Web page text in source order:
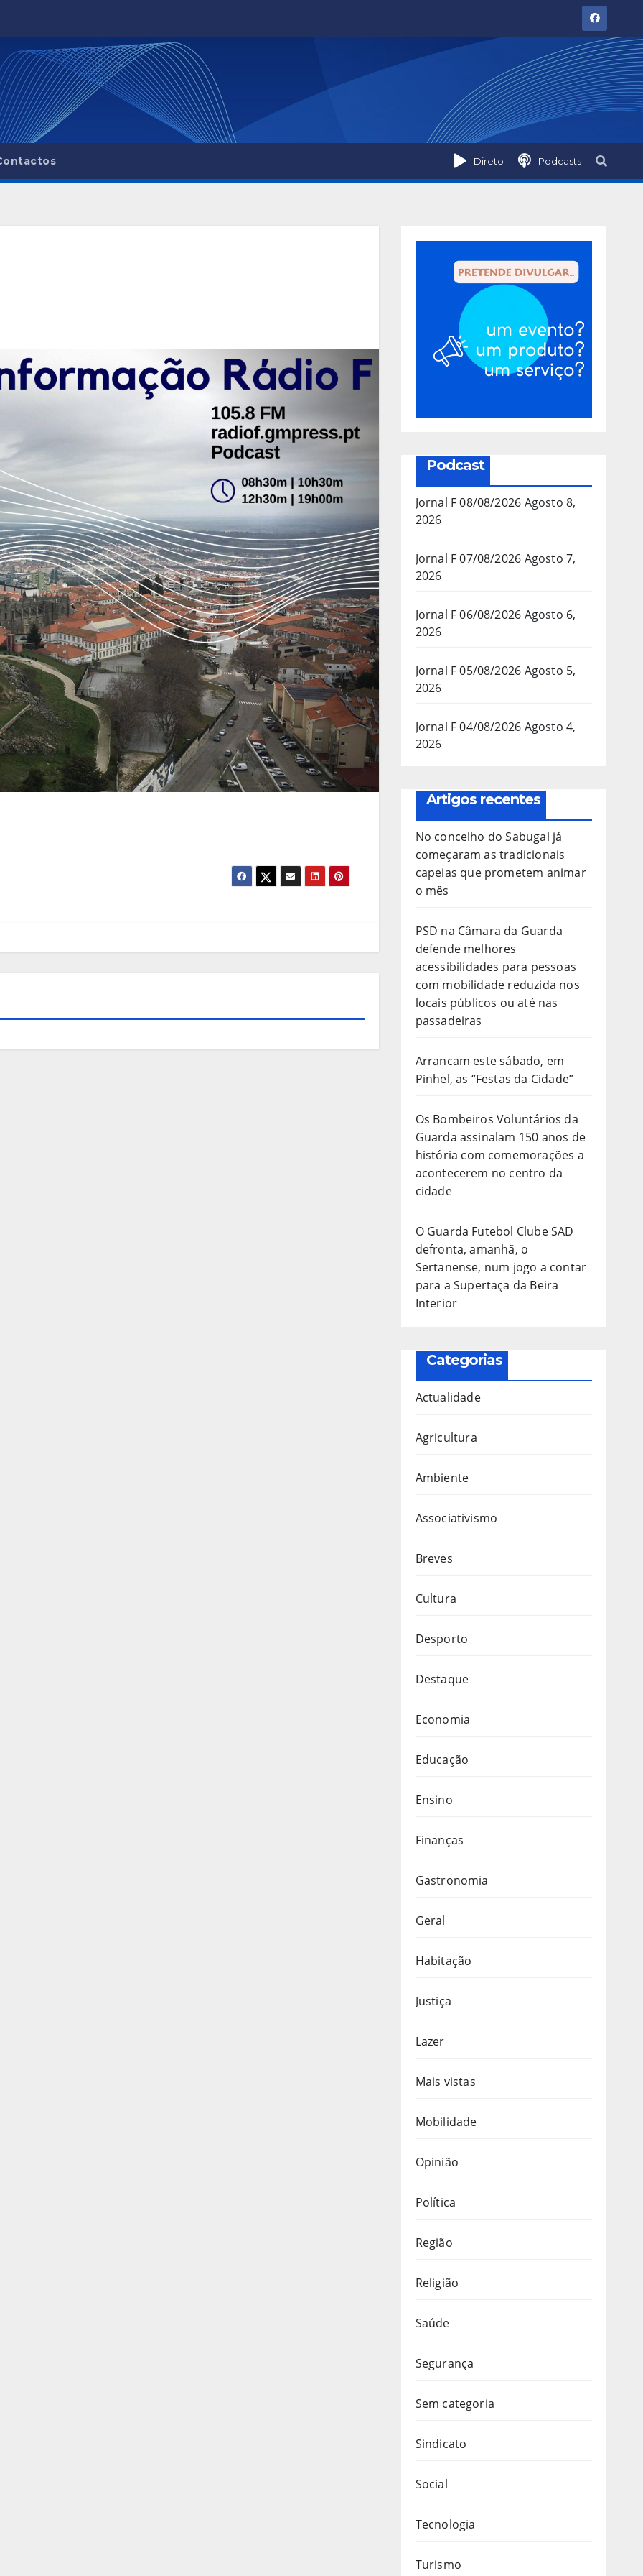
Direto Podcasts
Podcast
Jornal F 08/08/2026 Agosto 8,
2026
Jornal F 07/08/2026 Agosto 7,
2026
Jornal F 06/08/2026 Agosto 6,
2026
Jornal F 05/08/2026 Agosto 5,
2026
Jornal F 04/08/2026 Agosto 4,
2026
Artigos recentes
No concelho do Sabugal já
começaram as tradicionais
capeias que prometem animar
o mês
PSD na Câmara da Guarda
defende melhores
acessibilidades para pessoas
com mobilidade reduzida nos
locais públicos ou até nas
passadeiras
Arrancam este sábado, em
Pinhel, as “Festas da Cidade”
Os Bombeiros Voluntários da
Guarda assinalam 150 anos de
história com comemorações a
acontecerem no centro da
cidade
O Guarda Futebol Clube SAD
defronta, amanhã, o
Sertanense, num jogo a contar
para a Supertaça da Beira
Interior
Categorias
Actualidade
Agricultura
Ambiente
Associativismo
Breves
Cultura
Desporto
Destaque
Economia
Educação
Ensino
Finanças
Gastronomia
Geral
Habitação
Justiça
Lazer
Mais vistas
Mobilidade
Opinião
Política
Região
Religião
Saúde
Segurança
Sem categoria
Sindicato
Social
Tecnologia
Turismo